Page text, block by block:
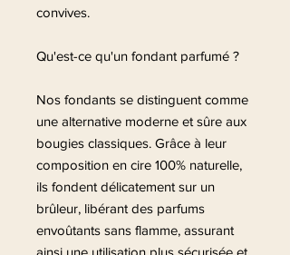
convives.
Qu'est-ce qu'un fondant parfumé ?
Nos fondants se distinguent comme
une alternative moderne et sûre aux
bougies classiques. Grâce à leur
composition en cire 100% naturelle,
ils fondent délicatement sur un
brûleur, libérant des parfums
envoûtants sans flamme, assurant